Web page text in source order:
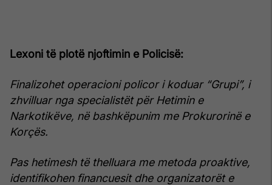
Lexoni të plotë njoftimin e Policisë:
Finalizohet operacioni policor i koduar “Grupi”, i
zhvilluar nga specialistët për Hetimin e
Narkotikëve, në bashkëpunim me Prokurorinë e
Korçës.
Pas hetimesh të thelluara me metoda proaktive,
identifikohen financuesit dhe organizatorët e